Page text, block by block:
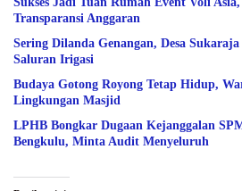
Transparansi Anggaran
Sering Dilanda Genangan, Desa
Saluran Irigasi
Budaya Gotong Royong Tetap Hidup,
Lingkungan Masjid
LPHB Bongkar Dugaan Kejanggalan
Bengkulu, Minta Audit Menyeluruh